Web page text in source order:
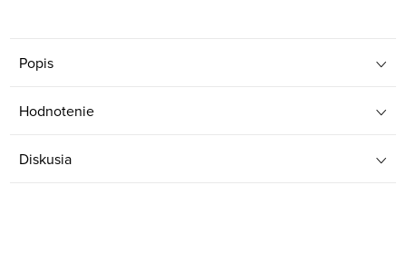
Popis
Hodnotenie
Diskusia